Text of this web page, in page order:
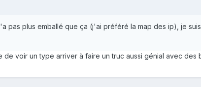
pas plus emballé que ça (j'ai préféré la map des ip), je
de voir un type arriver à faire un truc aussi génial avec des